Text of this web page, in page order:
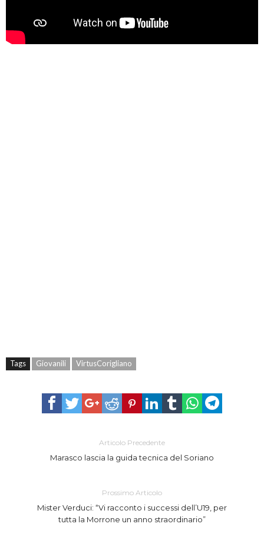
Tags Giovanili VirtusCorigliano
Articolo Precedente
Marasco lascia la guida tecnica del Soriano
Prossimo Articolo
Mister Verduci: “Vi racconto i successi dell’U19, per
tutta la Morrone un anno straordinario”